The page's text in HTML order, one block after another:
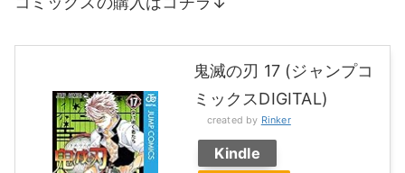
鬼滅の刃 17 (ジャンプコ
ミックスDIGITAL)
created by Rinker
Kindle